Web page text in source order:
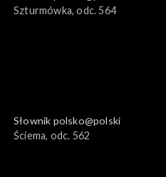
Szturmówka, odc. 564
Słownik polsko@polski
Ściema, odc. 562